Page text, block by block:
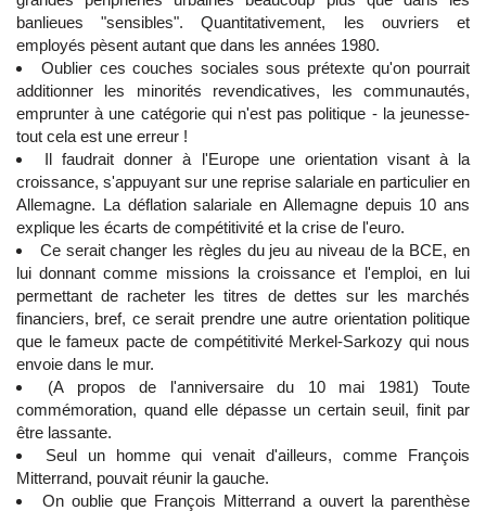
banlieues "sensibles". Quantitativement, les ouvriers et
employés pèsent autant que dans les années 1980.
Oublier ces couches sociales sous prétexte qu'on pourrait
additionner les minorités revendicatives, les communautés,
emprunter à une catégorie qui n'est pas politique - la jeunesse-
tout cela est une erreur !
Il faudrait donner à l'Europe une orientation visant à la
croissance, s'appuyant sur une reprise salariale en particulier en
Allemagne. La déflation salariale en Allemagne depuis 10 ans
explique les écarts de compétitivité et la crise de l'euro.
Ce serait changer les règles du jeu au niveau de la BCE, en
lui donnant comme missions la croissance et l'emploi, en lui
permettant de racheter les titres de dettes sur les marchés
financiers, bref, ce serait prendre une autre orientation politique
que le fameux pacte de compétitivité Merkel-Sarkozy qui nous
envoie dans le mur.
(A propos de l'anniversaire du 10 mai 1981) Toute
commémoration, quand elle dépasse un certain seuil, finit par
être lassante.
Seul un homme qui venait d'ailleurs, comme François
Mitterrand, pouvait réunir la gauche.
On oublie que François Mitterrand a ouvert la parenthèse